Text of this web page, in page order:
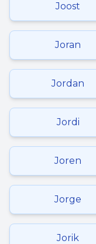
Joost
Joran
Jordan
Jordi
Joren
Jorge
Jorik